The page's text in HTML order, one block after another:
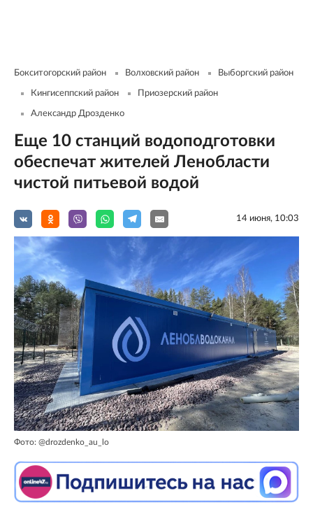
Бокситогорский район Волховский район Выборгский район
Кингисеппский район Приозерский район
Александр Дрозденко
Еще 10 станций водоподготовки
обеспечат жителей Ленобласти
чистой питьевой водой
14 июня, 10:03
Фото: @drozdenko_au_lo